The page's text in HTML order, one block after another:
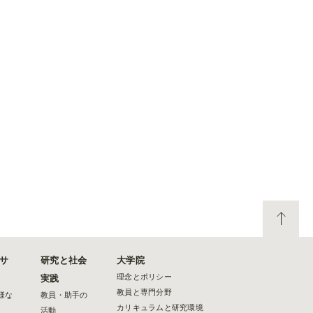
な
研究と社会
実践
教員・助手の
活動
大学院
理念とポリシー
教員と専門分野
カリキュラムと研究環境